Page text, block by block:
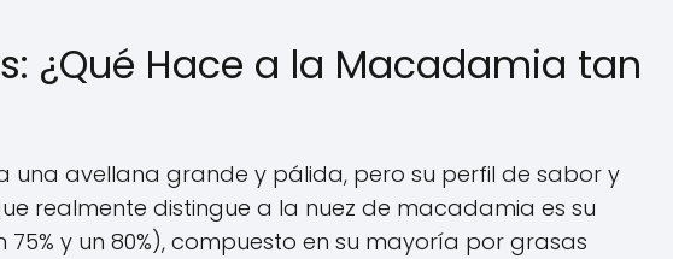
¿Qué Hace a la Macadamia tan
una avellana grande y pálida, pero su perfil de sabor y
realmente distingue a la nuez de macadamia es su
y un 80%), compuesto en su mayoría por grasas